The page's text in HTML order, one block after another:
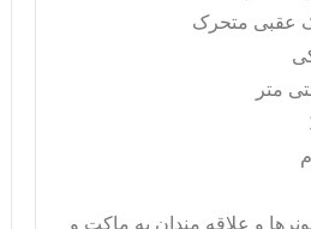
عقبی متحرک
و علاقه مندان به ماکت و